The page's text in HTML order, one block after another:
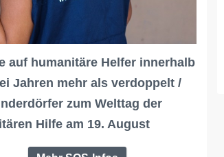
auf humanitäre Helfer innerhalb
Jahren mehr als verdoppelt /
zum Welttag der
Hilfe am 19. August